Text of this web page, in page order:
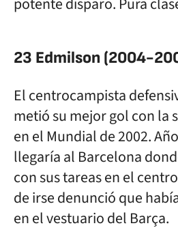
23 Edmilson (2004-
El centrocampista
metió su mejor gol con la
en el Mundial de 2002.
llegaría al Barcelona
con sus tareas en el
de irse denunció que
en el vestuario del Barça.